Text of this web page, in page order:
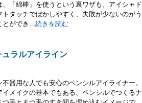
「綿棒」を使うという裏ワザも。アイシャド
タッチでぼかしやすく、失敗が少ないのがう
とができ...続きを読む
ラルアイライン
器用な人でも安心のペンシルアイライナー。
メイクの基本でもある、ペンシルでつくるナ